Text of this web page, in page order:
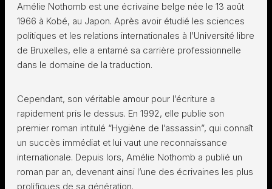
Amélie Nothomb est une écrivaine belge née le 13 août
1966 à Kobé, au Japon. Après avoir étudié les sciences
politiques et les relations internationales à l’Université libre
de Bruxelles, elle a entamé sa carrière professionnelle
dans le domaine de la traduction.
Cependant, son véritable amour pour l’écriture a
rapidement pris le dessus. En 1992, elle publie son
premier roman intitulé “Hygiène de l’assassin”, qui connaît
un succès immédiat et lui vaut une reconnaissance
internationale. Depuis lors, Amélie Nothomb a publié un
roman par an, devenant ainsi l’une des écrivaines les plus
prolifiques de sa génération.